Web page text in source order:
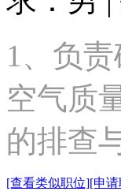
1、负
空气质
的排查
[查看类似职位][申